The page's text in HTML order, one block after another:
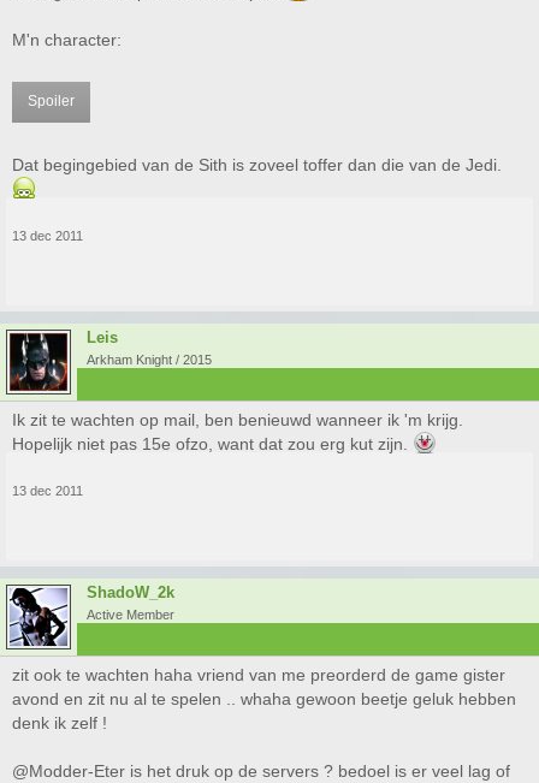
M'n character:
Spoiler
Dat begingebied van de Sith is zoveel toffer dan die van de Jedi.
13 dec 2011
Leis
Arkham Knight / 2015
Ik zit te wachten op mail, ben benieuwd wanneer ik 'm krijg.
Hopelijk niet pas 15e ofzo, want dat zou erg kut zijn.
13 dec 2011
ShadoW_2k
Active Member
zit ook te wachten haha vriend van me preorderd de game gister
avond en zit nu al te spelen .. whaha gewoon beetje geluk hebben
denk ik zelf !
@Modder-Eter is het druk op de servers ? bedoel is er veel lag of